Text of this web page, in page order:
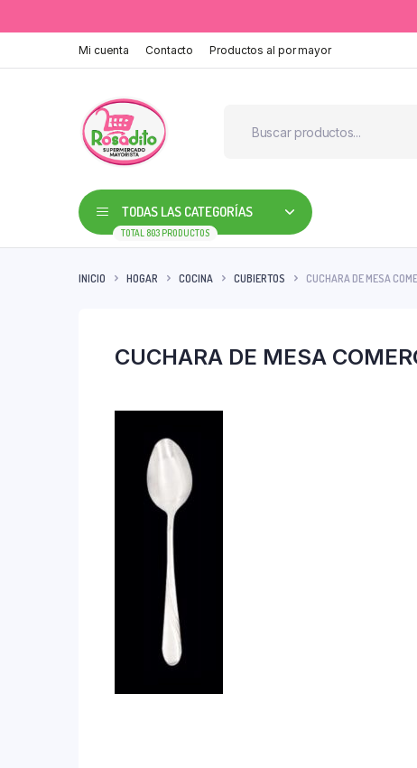
Mi cuenta Contacto Productos al por mayor
TODAS LAS CATEGORÍAS
TOTAL 803 PRODUCTOS
INICIO HOGAR COCINA CUBIERTOS CUCHARA DE MESA
CUCHARA DE MESA